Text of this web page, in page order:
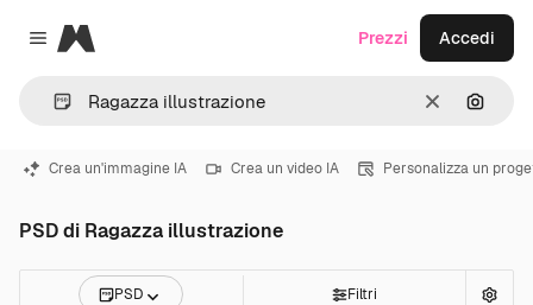
Close menu
Magnific
CancellaCerca
Prezzi Accedi
Crea un'immagine IA Crea un video IA Personalizza un
PSD di Ragazza illustrazione
PSD Filtri